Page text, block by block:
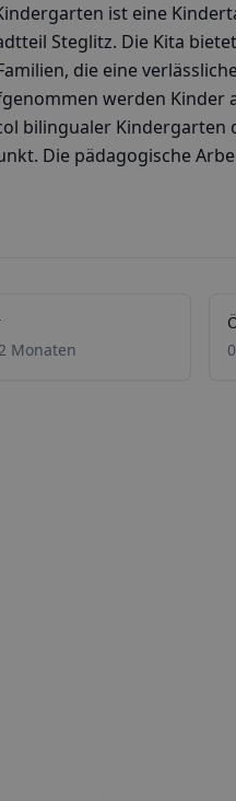
ist eine
Steglitz. Die Kita
die eine
werden Kinder
bilingualer Kindergarten
Die pädagogische
Monaten